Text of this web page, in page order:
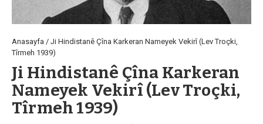
Anasayfa / Ji Hindistanê Çîna Karkeran Nameyek Vekirî (Lev Troçki,
Tîrmeh 1939)
Ji Hindistanê Çîna Karkeran
Nameyek Vekirî (Lev Troçki,
Tîrmeh 1939)